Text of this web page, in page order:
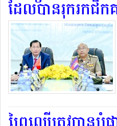
ដែលបានរុករកជីក